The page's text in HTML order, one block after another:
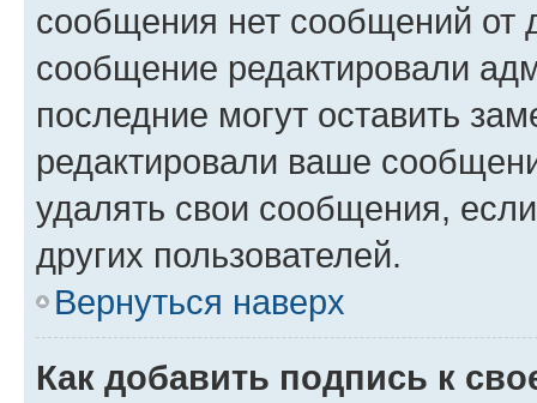
сообщения нет сообщений от
сообщение редактировали
последние могут оставить
редактировали ваше
удалять свои сообщения,
других пользователей.
Вернуться наверх
Как добавить подпись к